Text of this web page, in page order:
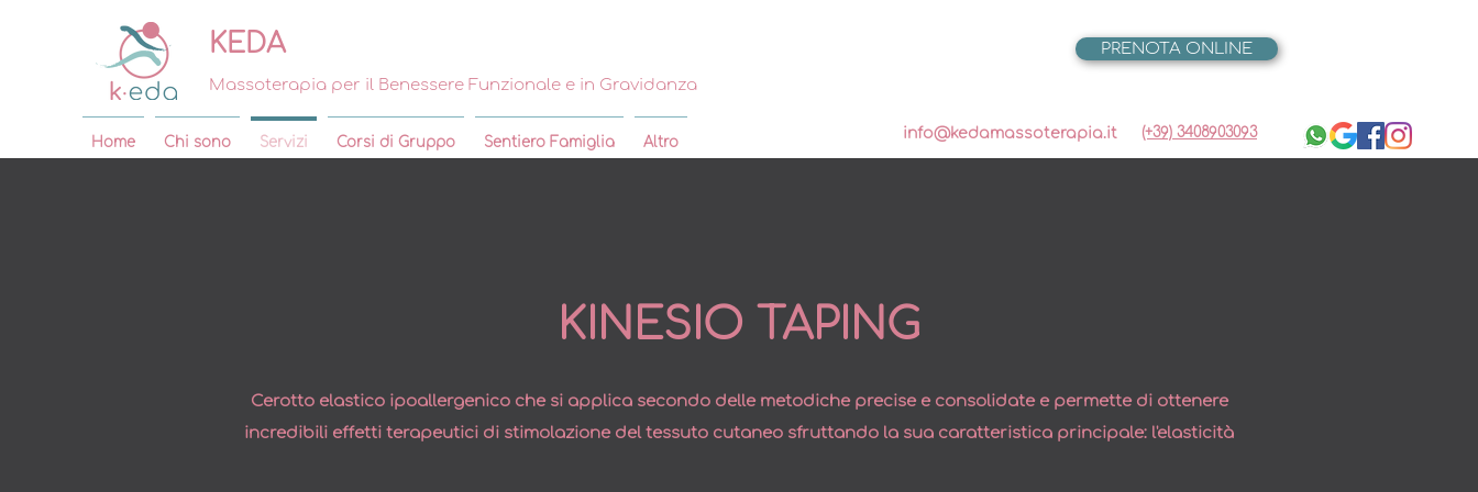
KEDA
Massoterapia per il Benessere Funzionale e in Gravidanza
PRENOTA ONLINE
Home Chi sono Servizi Corsi di Gruppo Sentiero Famiglia Altro
info@kedamassoterapia.it (+39) 3408903093
KINESIO TAPING
Cerotto elastico ipoallergenico che si applica secondo delle metodiche precise e consolidate e permette di ottenere
incredibili effetti terapeutici di stimolazione del tessuto cutaneo sfruttando la sua caratteristica principale: l'elasticità